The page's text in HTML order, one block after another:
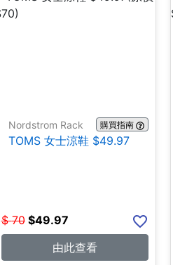
Nordstrom Rack 購買指南
TOMS 女士涼鞋 $49.97
$ 70 $49.97
由此查看